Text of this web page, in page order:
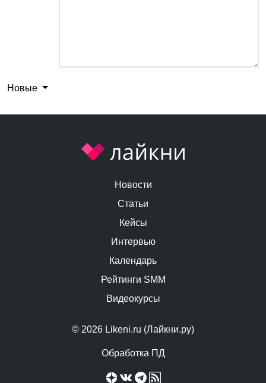
Новые
© 2026 Likeni.ru (Лайкни.ру)
Обработка ПД
Новости
Статьи
Кейсы
Интервью
Календарь
Рейтинги SMM
Видеокурсы